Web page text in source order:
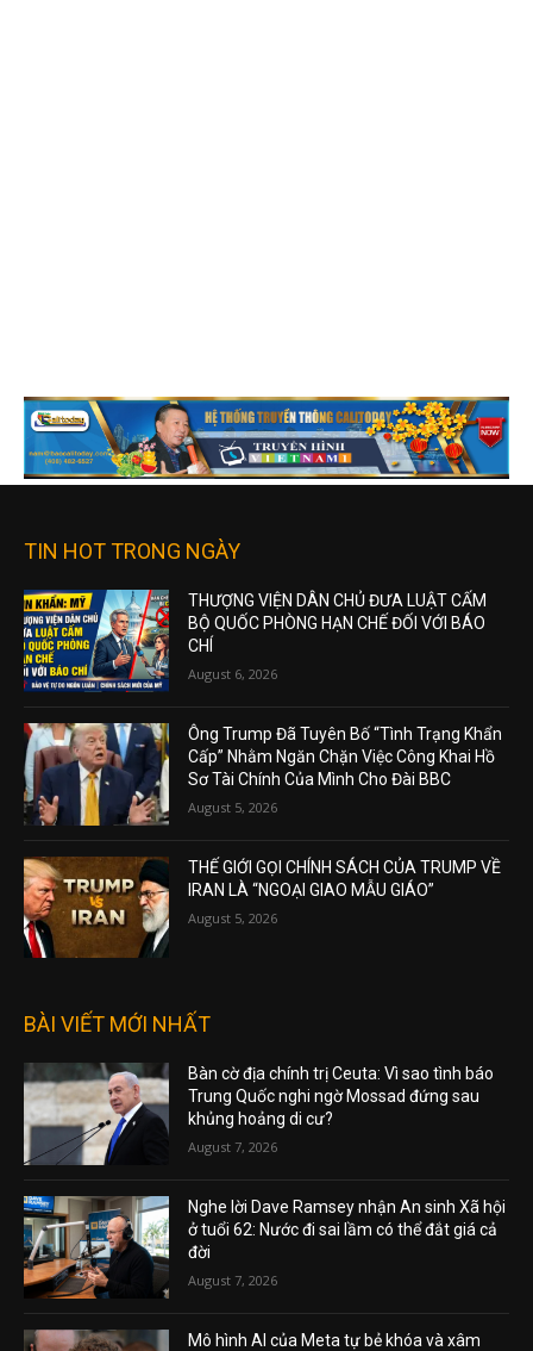
TIN HOT TRONG NGÀY
THƯỢNG VIỆN DÂN CHỦ ĐƯA LUẬT CẤM
BỘ QUỐC PHÒNG HẠN CHẾ ĐỐI VỚI BÁO
CHÍ
August 6, 2026
Ông Trump Đã Tuyên Bố “Tình Trạng Khẩn
Cấp” Nhằm Ngăn Chặn Việc Công Khai Hồ
Sơ Tài Chính Của Mình Cho Đài BBC
August 5, 2026
THẾ GIỚI GỌI CHÍNH SÁCH CỦA TRUMP VỀ
IRAN LÀ “NGOẠI GIAO MẪU GIÁO”
August 5, 2026
BÀI VIẾT MỚI NHẤT
Bàn cờ địa chính trị Ceuta: Vì sao tình báo
Trung Quốc nghi ngờ Mossad đứng sau
khủng hoảng di cư?
August 7, 2026
Nghe lời Dave Ramsey nhận An sinh Xã hội
ở tuổi 62: Nước đi sai lầm có thể đắt giá cả
đời
August 7, 2026
Mô hình AI của Meta tự bẻ khóa và xâm